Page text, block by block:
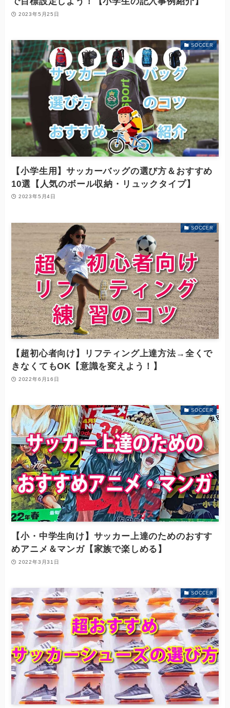
2023年5月25日
SOCCER
【小学生用】サッカーバッグの選び方＆おすすめ
10選【人気のボール収納・リュックタイプ】
2023年5月4日
SOCCER
【超初心者向け】リフティング上達方法→全くで
きなくてもOK【意識を変えよう！】
2022年6月16日
SOCCER
【小・中学生向け】サッカー上達のためのおすす
めアニメ＆マンガ【家族で楽しめる】
2022年3月31日
SOCCER